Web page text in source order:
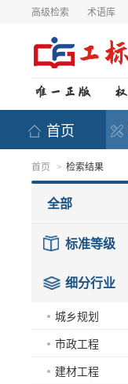
高级检索 术语库
首页
首页 > 检索结果
全部
标准等级
细分行业
城乡规划
市政工程
建材工程